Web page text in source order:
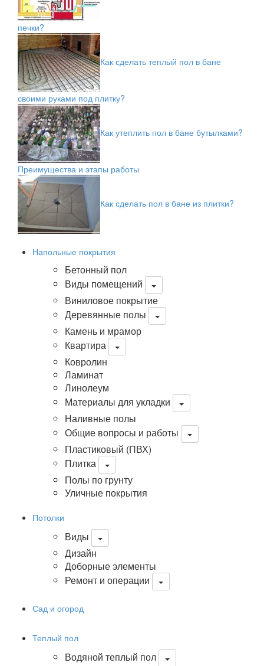
печки?
Как сделать теплый пол в бане
своими руками под плитку?
Как утеплить пол в бане бутылками?
Преимущества и этапы работы
Как сделать пол в бане из плитки?
Напольные покрытия
Бетонный пол
Виды помещений
Виниловое покрытие
Деревянные полы
Камень и мрамор
Квартира
Ковролин
Ламинат
Линолеум
Материалы для укладки
Наливные полы
Общие вопросы и работы
Пластиковый (ПВХ)
Плитка
Полы по грунту
Уличные покрытия
Потолки
Виды
Дизайн
Доборные элементы
Ремонт и операции
Сад и огород
Теплый пол
Водяной теплый пол